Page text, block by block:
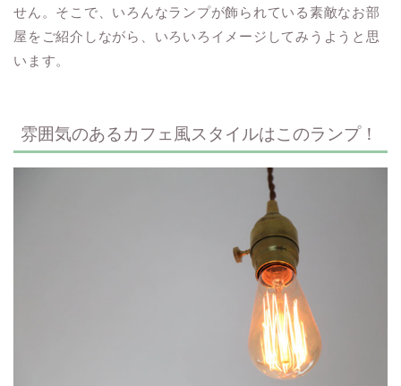
せん。そこで、いろんなランプが飾られている素敵なお部
屋をご紹介しながら、いろいろイメージしてみうようと思
います。
雰囲気のあるカフェ風スタイルはこのランプ！